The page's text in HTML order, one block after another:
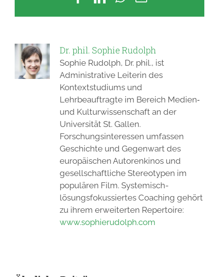
Dr. phil. Sophie Rudolph
Sophie Rudolph, Dr. phil., ist
Administrative Leiterin des
Kontextstudiums und
Lehrbeauftragte im Bereich Medien‑
und Kulturwissenschaft an der
Universität St. Gallen.
Forschungsinteressen umfassen
Geschichte und Gegenwart des
europäischen Autorenkinos und
gesellschaftliche Stereotypen im
populären Film. Systemisch-
lösungsfokussiertes Coaching gehört
zu ihrem erweiterten Repertoire:
www.sophierudolph.com